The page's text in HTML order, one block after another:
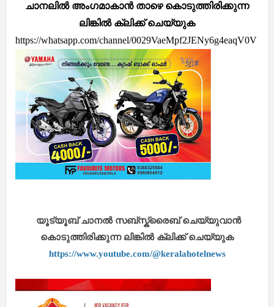
ചാനലിൽ അംഗമാകാൻ താഴെ കൊടുത്തിരിക്കുന്ന
ലിങ്കിൽ ക്ലിക്ക് ചെയ്യുക
https://whatsapp.com/channel/0029VaeMpf2JENy6g4eaqV0V
യൂട്യൂബ് ചാനൽ സബ്സ്ക്രൈബ് ചെയ്യുവാൻ
കൊടുത്തിരിക്കുന്ന ലിങ്കിൽ ക്ലിക്ക് ചെയ്യുക
https://www.youtube.com/@keralahotelnews